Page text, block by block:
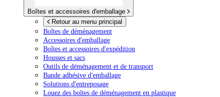
Boîtes et accessoires d'emballage
Retour au menu principal
Boîtes de déménagement
Accessoires d'emballage
Boîtes et accessoires d'expédition
Housses et sacs
Outils de déménagement et de transport
Bande adhésive d'emballage
Solutions d'entreposage
Louez des boîtes de déménagement en plastique